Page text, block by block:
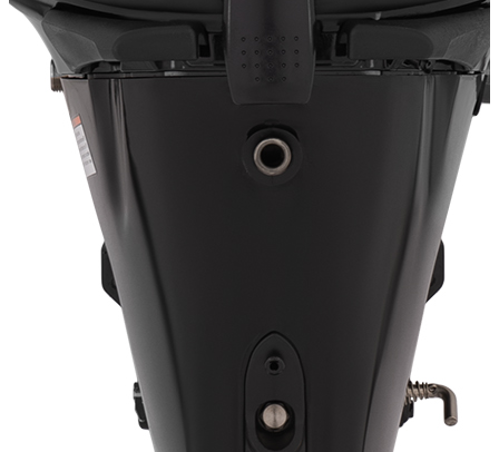
Добавить к сравнению
235 600
228 532
Сообщить о наличии
Способы оплаты
Наличными курьеру